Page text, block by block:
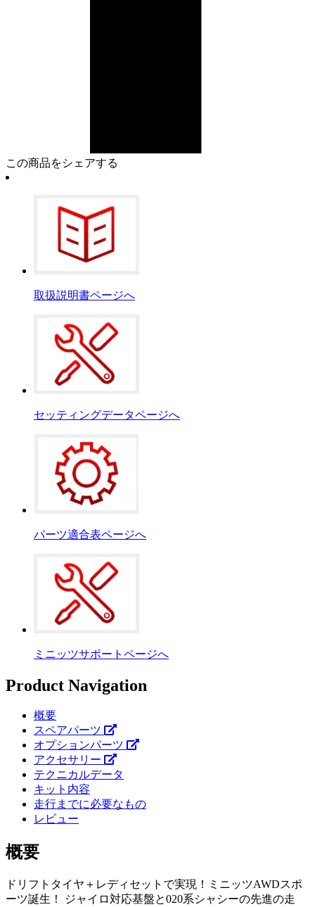
この商品をシェアする
取扱説明書ページへ
セッティングデータページへ
パーツ適合表ページへ
ミニッツサポートページへ
Product Navigation
概要
スペアパーツ
オプションパーツ
アクセサリー
テクニカルデータ
キット内容
走行までに必要なもの
レビュー
概要
ドリフトタイヤ＋レディセットで実現！ミニッツAWDスポ
ーツ誕生！ ジャイロ対応基盤と020系シャシーの先進の走